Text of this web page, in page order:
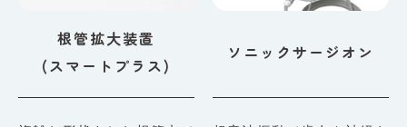
根管拡大装置
(スマートプラス)
ソニックサージオン